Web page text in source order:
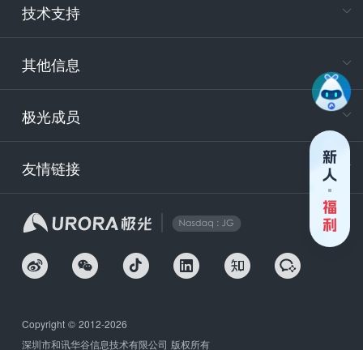
技术支持
其他信息
极光成员
友情链接
Copyright © 2012-2026
深圳市和讯华谷信息技术有限公司 版权所有
400-
技
安
企